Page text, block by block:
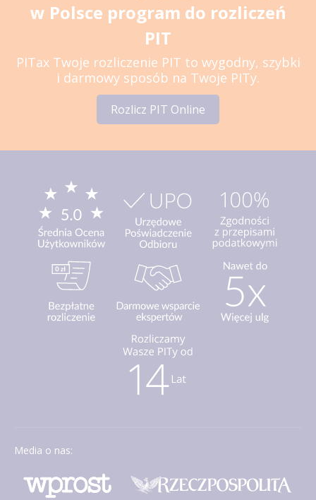
w Polsce program do rozliczeń
PIT
PITax Twoje rozliczenie PIT to wygodny, szybki
i darmowy sposób na Twoje PITy.
Rozlicz PIT Online
Media o nas: